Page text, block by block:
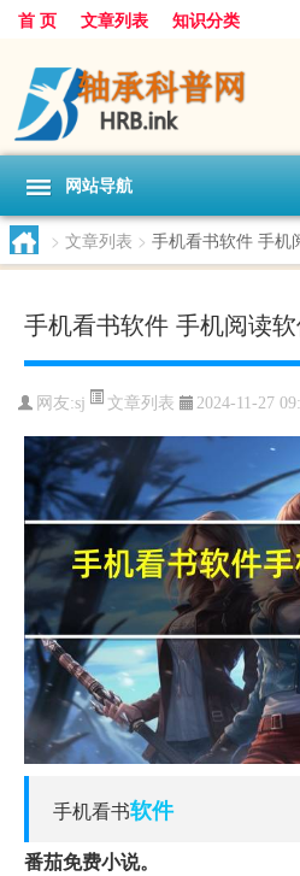
首 页 文章列表 知识分类
网站导航
> 文章列表 > 手机看书软件 手机
手机看书软件 手机阅读
网友:sj 文章列表 2024-11-27
手机看书软件
番茄免费小说。